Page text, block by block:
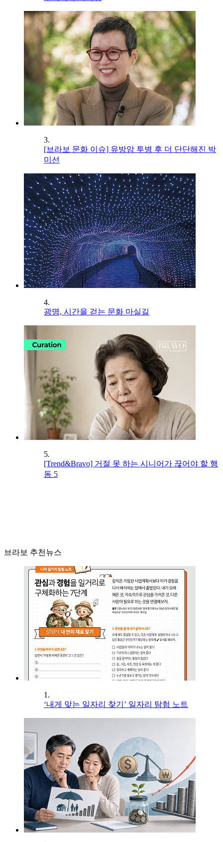
3.
[브라보 문화 이슈] 유방암 투병 후 더 단단해진 박
미선
4.
광명, 시간을 걷는 문화 마실길
5.
[Trend&Bravo] 거절 못 하는 시니어가 끊어야 할 행
동 5
브라보 추천뉴스
1.
‘내게 맞는 일자리 찾기’ 일자리 탐험 노트